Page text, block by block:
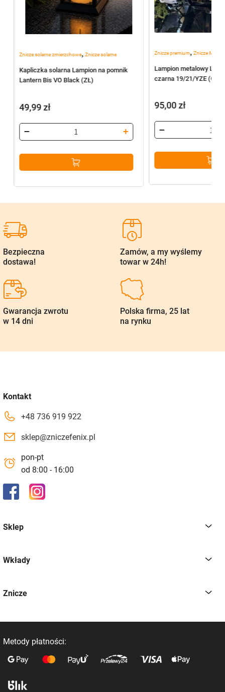
Znicze solarne zmierzchowe, Znicze solarne
Kapliczka solarna Lampion na pomnik
Lantern Bis VO Black (ZŁ)
49,99zł
Znicze premium,Znicze
Lampion metalowy
czarna 19/21/YZE
95,00zł
Bezpieczna
dostawa!
Zamów, a my wyślemy
towar w 24h!
Gwarancja zwrotu
w 14 dni
Polska firma, 25 lat
na rynku
Kontakt
+48 736 919 922
sklep@zniczefenix.pl
pon-pt
od 8:00 - 16:00
Sklep
Wkłady
Znicze
Metody płatności: